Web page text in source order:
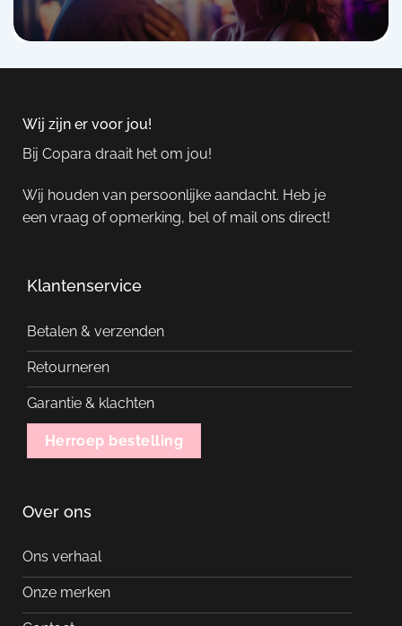
Wij zijn er voor jou!
Bij Copara draait het om jou!
Wij houden van persoonlijke aandacht. Heb je
een vraag of opmerking, bel of mail ons direct!
Klantenservice
Betalen & verzenden
Retourneren
Garantie & klachten
Herroep bestelling
Over ons
Ons verhaal
Onze merken